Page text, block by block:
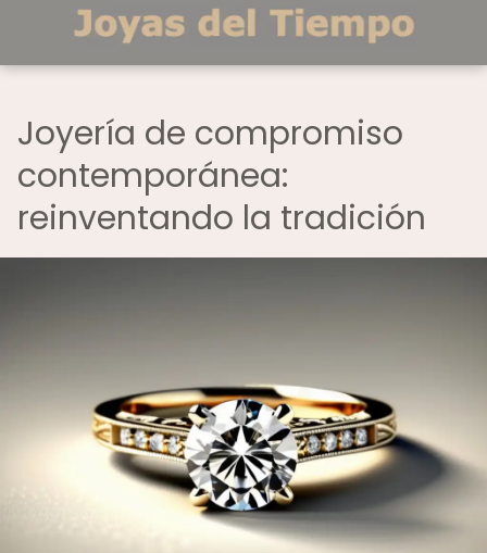
Joyería de compromiso
contemporánea:
reinventando la tradición